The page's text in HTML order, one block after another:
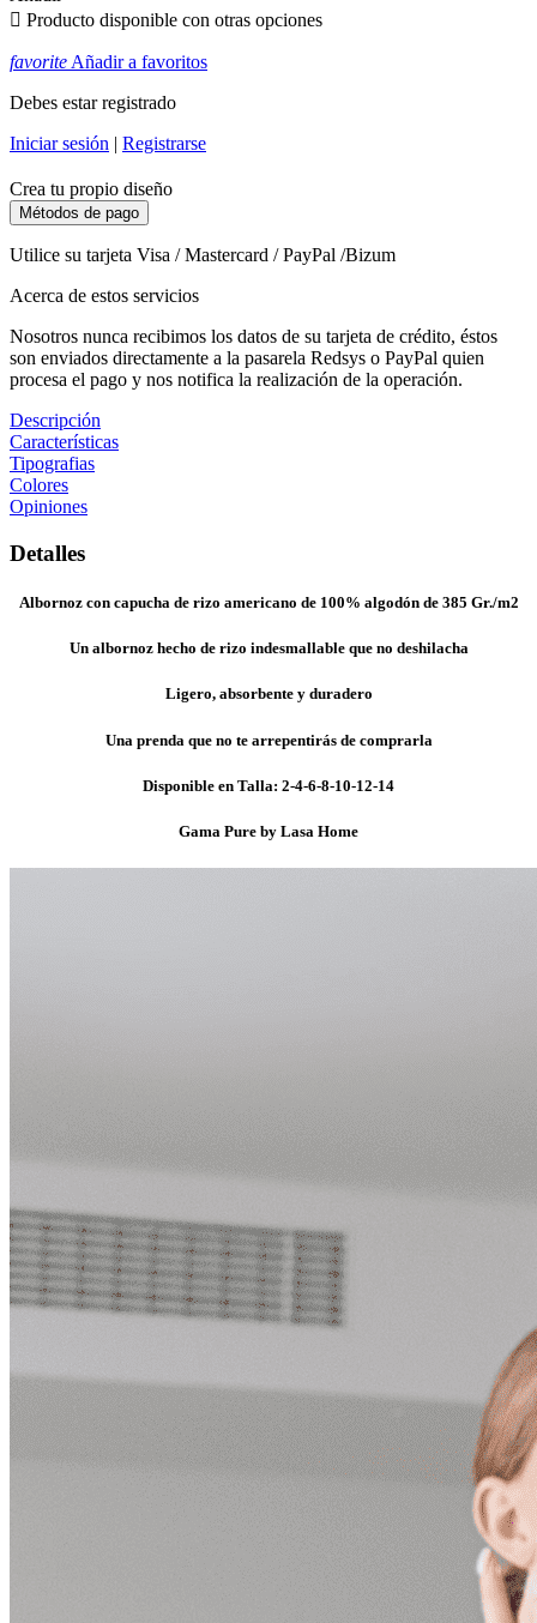
 Producto disponible con otras opciones
favorite Añadir a favoritos
Debes estar registrado
Iniciar sesión | Registrarse
Crea tu propio diseño
Métodos de pago
Utilice su tarjeta Visa / Mastercard / PayPal /Bizum
Acerca de estos servicios
Nosotros nunca recibimos los datos de su tarjeta de crédito, éstos
son enviados directamente a la pasarela Redsys o PayPal quien
procesa el pago y nos notifica la realización de la operación.
Descripción
Características
Tipografias
Colores
Opiniones
Detalles
Albornoz con capucha de rizo americano de 100% algodón de 385 Gr./m2
Un albornoz hecho de rizo indesmallable que no deshilacha
Ligero, absorbente y duradero
Una prenda que no te arrepentirás de comprarla
Disponible en Talla: 2-4-6-8-10-12-14
Gama Pure by Lasa Home